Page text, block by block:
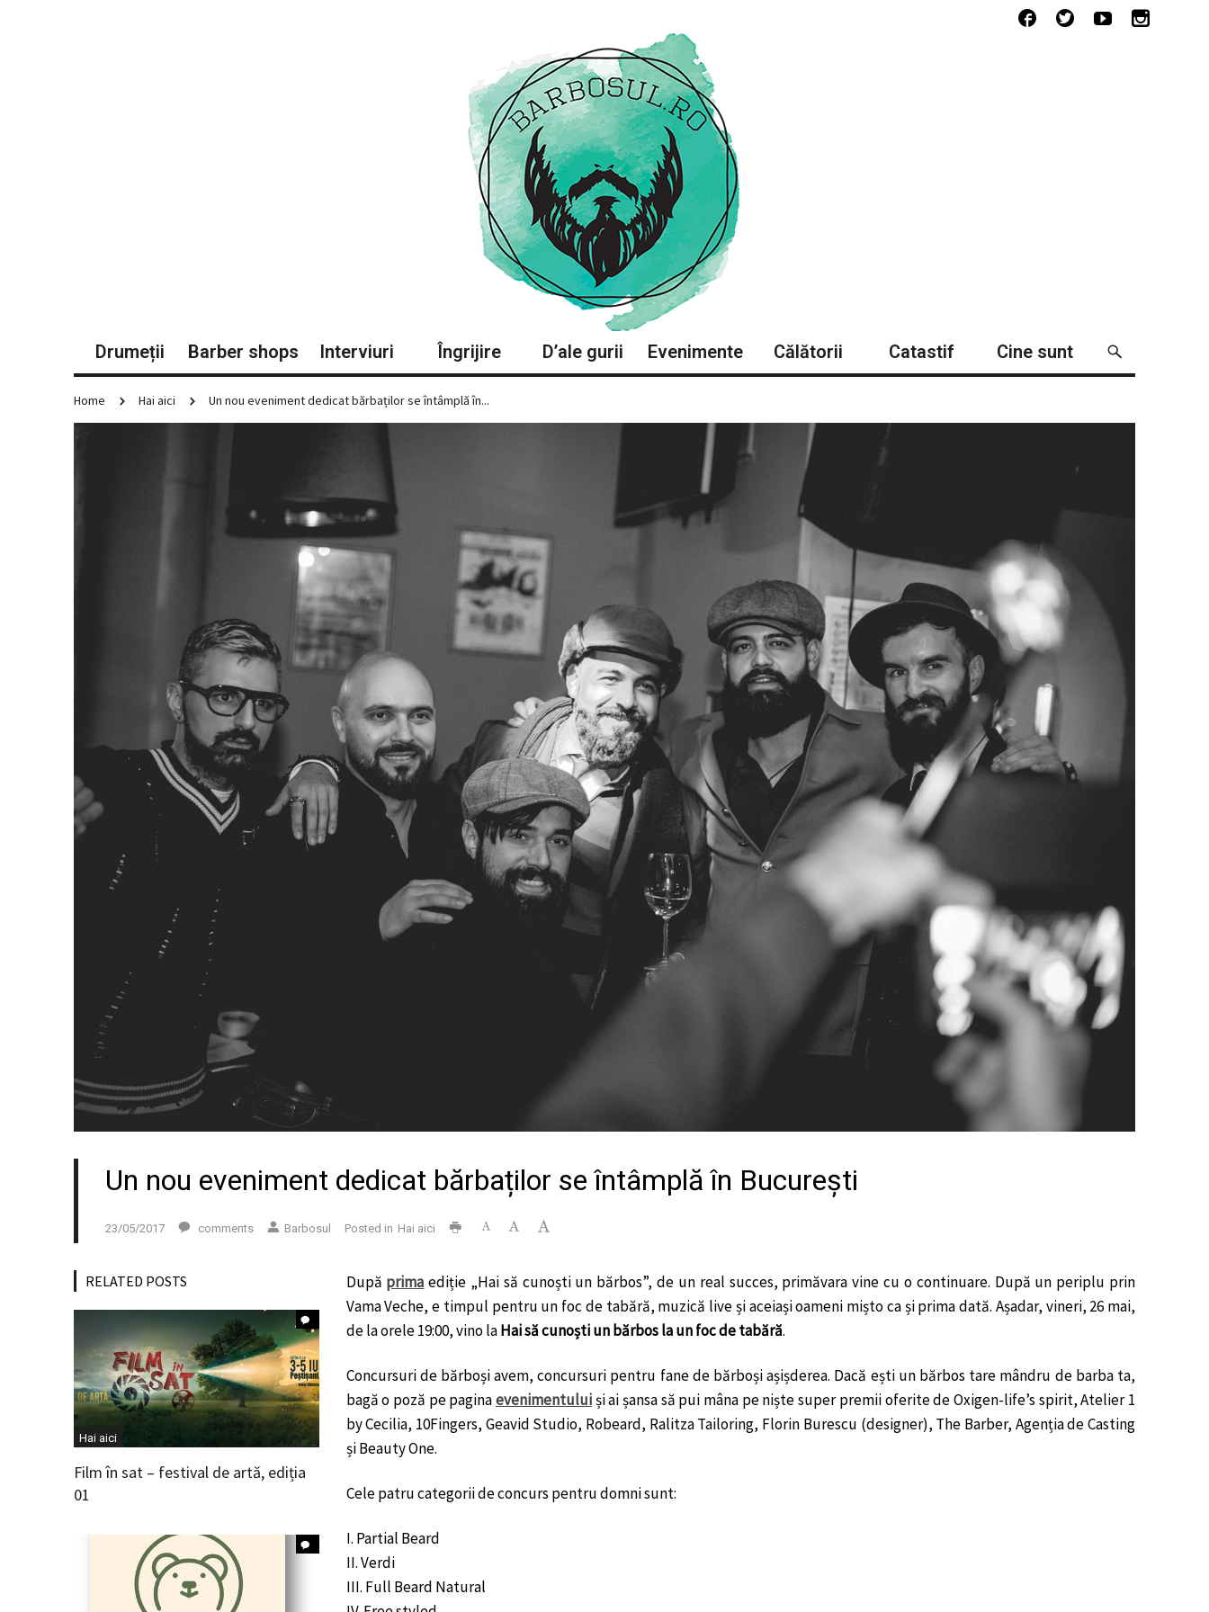
Drumeții Barber shops Interviuri Îngrijire D’ale gurii Evenimente Călătorii Catastif Cine sunt
Home Hai aici Un nou eveniment dedicat bărbaților se întâmplă în...
Un nou eveniment dedicat bărbaților se întâmplă în București
23/05/2017 comments Barbosul Posted in Hai aici
După prima ediție „Hai să cunoști un bărbos”, de un real succes, primăvara vine cu o continuare. După un periplu prin
Vama Veche, e timpul pentru un foc de tabără, muzică live și aceiași oameni mișto ca și prima dată. Așadar, vineri, 26 mai,
de la orele 19:00, vino laHai să cunoști un bărbos la un foc de tabără.
Concursuri de bărboși avem, concursuri pentru fane de bărboși așișderea. Dacă ești un bărbos tare mândru de barba ta,
bagă o poză pe paginaevenimentuluiși ai șansa să pui mâna pe niște super premii oferite de Oxigen-life’s spirit, Atelier 1
by Cecilia, 10Fingers, Geavid Studio, Robeard, Ralitza Tailoring, Florin Burescu (designer), The Barber, Agenția de Casting
și Beauty One.
Cele patru categorii de concurs pentru domni sunt:
I. Partial Beard
II. Verdi
III. Full Beard Natural
RELATED POSTS
Hai aici
Film în sat – festival de artă, ediția
01